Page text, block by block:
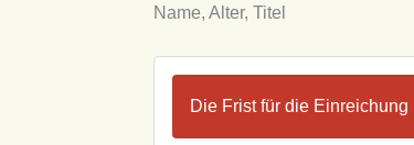
Name, Alter, Titel
Die Frist für die Einreichung